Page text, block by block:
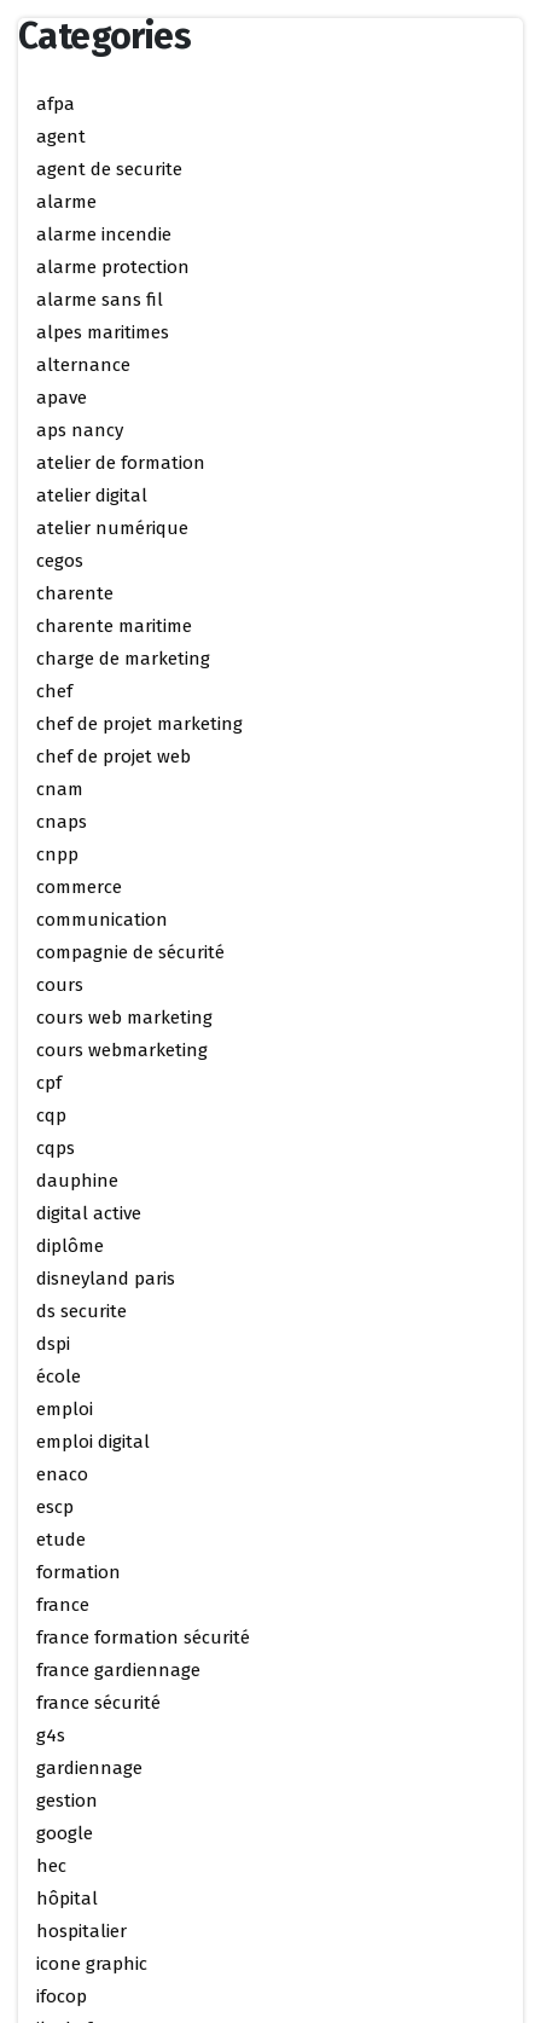
Categories
afpa
agent
agent de securite
alarme
alarme incendie
alarme protection
alarme sans fil
alpes maritimes
alternance
apave
aps nancy
atelier de formation
atelier digital
atelier numérique
cegos
charente
charente maritime
charge de marketing
chef
chef de projet marketing
chef de projet web
cnam
cnaps
cnpp
commerce
communication
compagnie de sécurité
cours
cours web marketing
cours webmarketing
cpf
cqp
cqps
dauphine
digital active
diplôme
disneyland paris
ds securite
dspi
école
emploi
emploi digital
enaco
escp
etude
formation
france
france formation sécurité
france gardiennage
france sécurité
g4s
gardiennage
gestion
google
hec
hôpital
hospitalier
icone graphic
ifocop